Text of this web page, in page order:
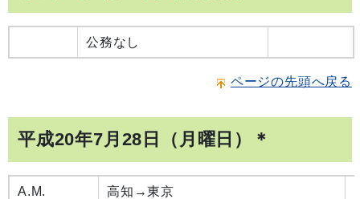
公務なし
ページの先頭へ戻る
平成20年7月28日（月曜日）＊
A.M. 高知→東京